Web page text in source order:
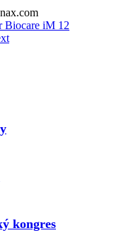
Biocare iM 12
kongres